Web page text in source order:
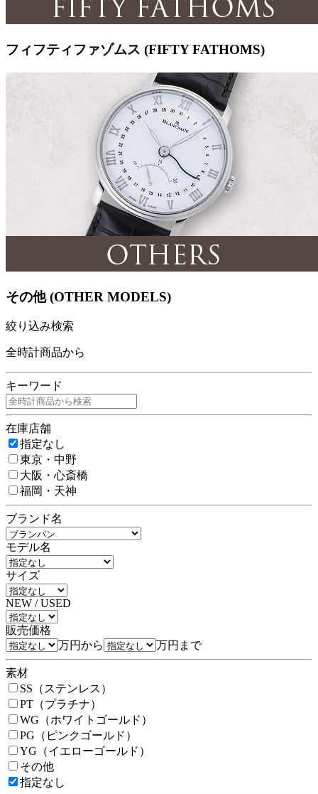
フィフティファゾムス (FIFTY FATHOMS)
その他 (OTHER MODELS)
絞り込み検索
全時計商品から
キーワード
在庫店舗
指定なし
東京・中野
大阪・心斎橋
福岡・天神
ブランド名
モデル名
サイズ
NEW / USED
販売価格
万円から
万円まで
素材
SS（ステンレス）
PT（プラチナ）
WG（ホワイトゴールド）
PG（ピンクゴールド）
YG（イエローゴールド）
その他
指定なし